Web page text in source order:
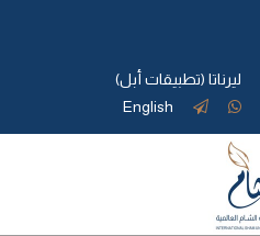
ليرناتا (تطبيقات أبل)
English